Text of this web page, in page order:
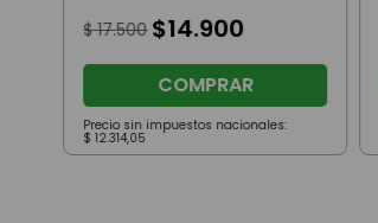
$ 17.500 $14.900
COMPRAR
Precio sin impuestos nacionales:
$ 12.314,05